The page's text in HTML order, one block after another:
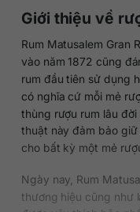
Giới thiệu về
Rum Matusalem Gran
vào năm 1872 cũng
rum đầu tiên sử dụng
có nghĩa cứ mỗi mẻ
thùng rượu rum lâu
thuật này đảm bảo
cho bất kỳ một mẻ
Ngày nay, Rum
thương hiệu cũng như